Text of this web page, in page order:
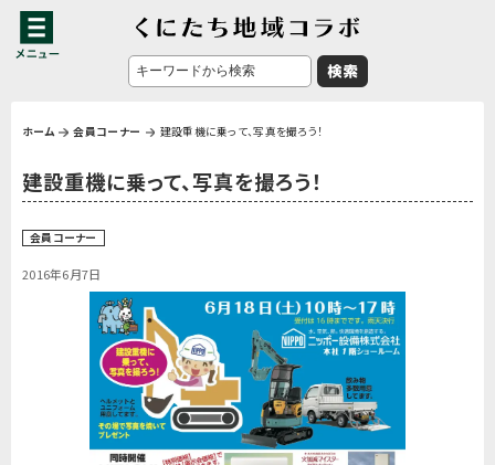
ホーム 会員コーナー 建設重機に乗って、写真を撮ろう！
建設重機に乗って、写真を撮ろう！
会員コーナー
2016年6月7日